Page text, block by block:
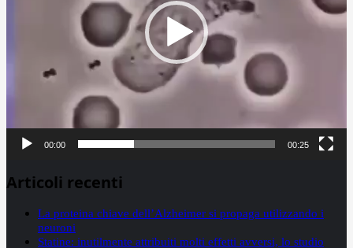
00:00 00:25
Articoli recenti
La proteina chiave dell’Alzheimer si propaga utilizzando i
neuroni
Statine: inutilmente attribuiti molti effetti avversi, lo studio